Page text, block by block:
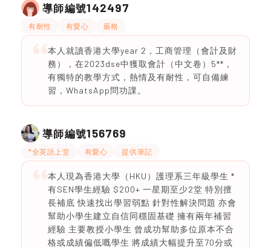
導師編號142497
有耐性 有愛心 嚴格
本人就讀香港大學year 2，工商管理（會計及財
務），在2023dse中獲取會計（中文卷）5**，
有獨特的教學方式，熱情及有耐性，可自備練
習，WhatsApp問功課。
導師編號156769
*全英語上堂 有愛心 提供筆記
本人現為香港大學（HKU）護理系三年級學生 *
有SEN學生經驗 $200+ 一星期至少2堂 特別擅
長補底 快速找出學習弱點 針對性解決問題 亦會
幫助小學生建立自信同穩固基礎 擁有兩年補習
經驗 主要教授小學生 曾成功幫助多位原本不合
格或成績偏低嘅學生 將成績大幅提升至70分或